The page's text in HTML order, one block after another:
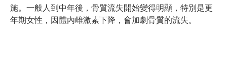
施。一般人到中年後，骨質流失開始變得明顯，特別是更
年期女性，因體內雌激素下降，會加劇骨質的流失。